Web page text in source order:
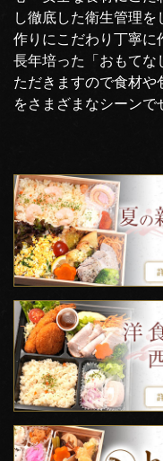
し徹底した衛生管理
作りにこだわり丁寧に
長年培った「おもてな
ただきますので食材や
をさまざまなシーンで